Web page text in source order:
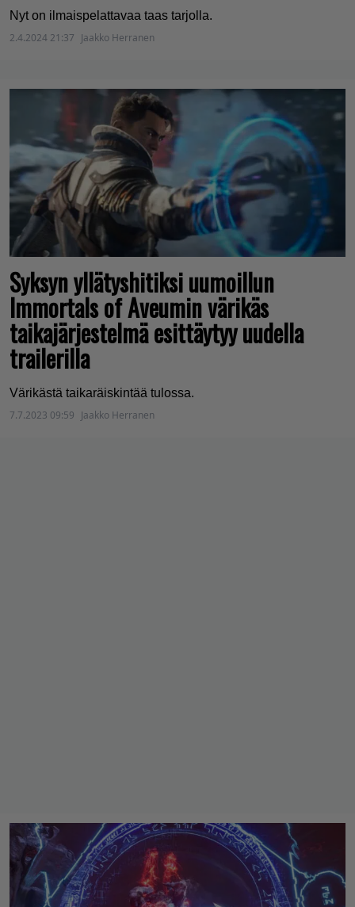
Nyt on ilmaispelattavaa taas tarjolla.
2.4.2024 21:37 Jaakko Herranen
Syksyn yllätyshitiksi uumoillun
Immortals of Aveumin värikäs
taikajärjestelmä esittäytyy uudella
trailerilla
Värikästä taikaräiskintää tulossa.
7.7.2023 09:59 Jaakko Herranen